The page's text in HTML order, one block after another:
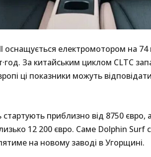
оснащується електромотором на
За китайським циклом CLTC
ці показники можуть
приблизно від 8750 євро,
12 200 євро. Саме Dolphin
на новому заводі в Угорщині.